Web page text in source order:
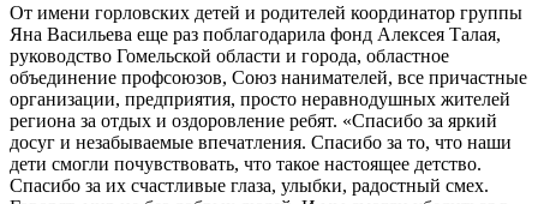
От имени горловских детей и родителей координатор группы
Яна Васильева еще раз поблагодарила фонд Алексея Талая,
руководство Гомельской области и города, областное
объединение профсоюзов, Союз нанимателей, все причастные
организации, предприятия, просто неравнодушных жителей
региона за отдых и оздоровление ребят. «Спасибо за яркий
досуг и незабываемые впечатления. Спасибо за то, что наши
дети смогли почувствовать, что такое настоящее детство.
Спасибо за их счастливые глаза, улыбки, радостный смех.